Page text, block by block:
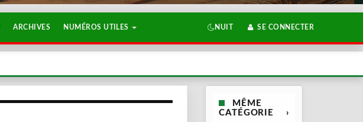
ARCHIVES NUMÉROS UTILES NUIT SE CONNECTER
MÊME
CATÉGORIE
›